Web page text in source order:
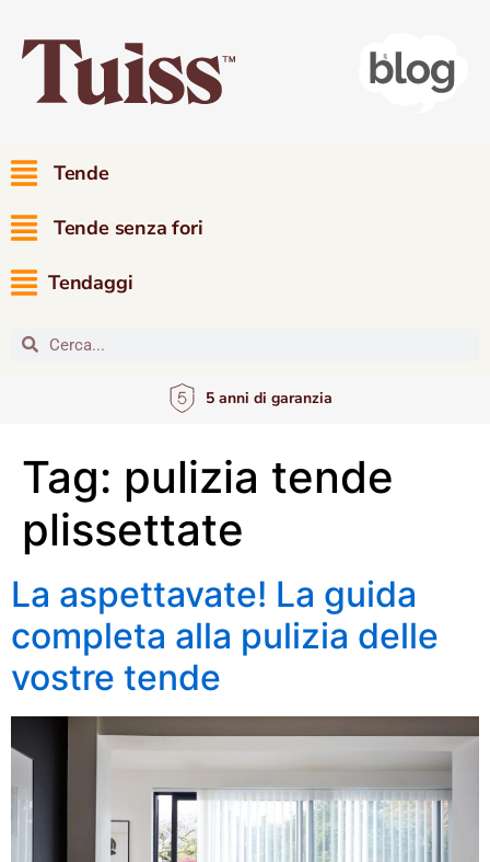
Tende
Tende senza fori
Tendaggi
5 anni di garanzia
Tag: pulizia tende
plissettate
La aspettavate! La guida
completa alla pulizia delle
vostre tende